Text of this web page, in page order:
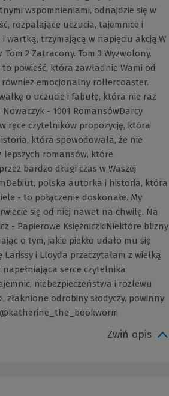
wspomnieniami, odnajdzie się w
rozpalające uczucia, tajemnice i
wartką, trzymającą w napięciu akcją.W
Tom 2 Zatracony. Tom 3 Wyzwolony.
powieść, która zawładnie Wami od
emocjonalny rollercoaster.
o uczucie i fabułę, która nie raz
- 1001 RomansówDarcy
ręce czytelników propozycję, która
która spowodowała, że nie
lepszych romansów, które
bardzo długi czas w Waszej
polska autorka i historia, która
- to połączenie doskonałe. My
się od niej nawet na chwilę. Na
- Papierowe KsiężniczkiNiektóre blizny
o tym, jakie piekło udało mu się
i Lloyda przeczytałam z wielką
serce czytelnika
niebezpieczeństwa i rozlewu
odrobiny słodyczy, powinny
Zwiń opis